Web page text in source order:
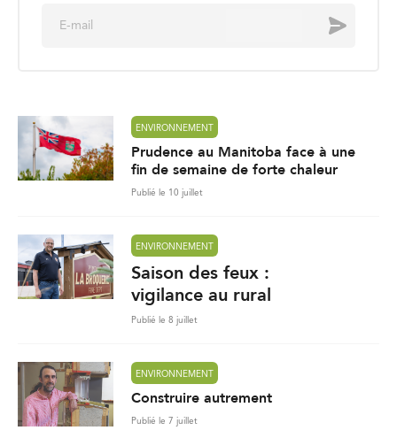
Envoyer
ENVIRONNEMENT
Prudence au Manitoba face à une
fin de semaine de forte chaleur
Publié le 10 juillet
ENVIRONNEMENT
Saison des feux :
vigilance au rural
Publié le 8 juillet
ENVIRONNEMENT
Construire autrement
Publié le 7 juillet